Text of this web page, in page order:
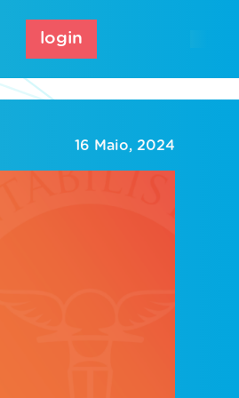
login
16 Maio, 2024